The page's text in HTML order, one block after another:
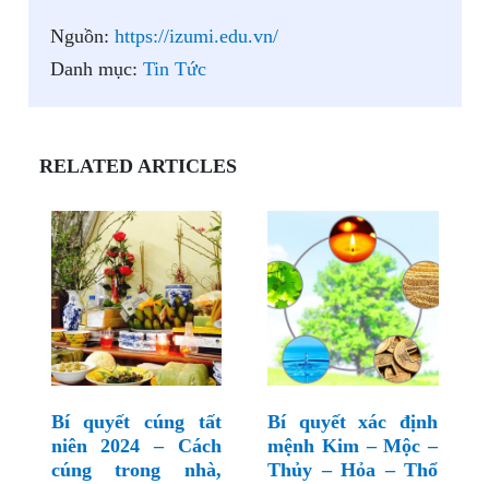
Nguồn: https://izumi.edu.vn/
Danh mục: Tin Tức
RELATED ARTICLES
Bí quyết cúng tất
niên 2024 – Cách
cúng trong nhà,
Bí quyết xác định
mệnh Kim – Mộc –
Thủy – Hỏa – Thổ